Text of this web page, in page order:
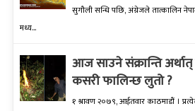
सुगौली सन्धि पछि, अंग्रेजले तात्कालिन
मध्य...
आज साउने संक्रान्ति
कसरी फालिन्छ लुतो ?
१ श्रावण २०७९, आईतवार काठमाडौं ।